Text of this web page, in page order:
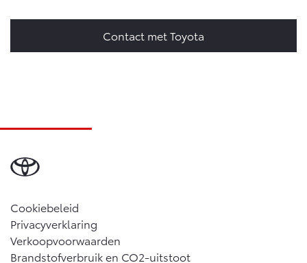
Contact met Toyota
Cookiebeleid
Privacyverklaring
Verkoopvoorwaarden
Brandstofverbruik en CO2-uitstoot